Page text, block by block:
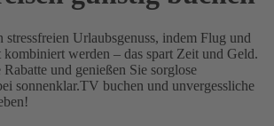
stressfreien Urlaubsgenuss, indem Flug und
werden – das spart Zeit und Geld.
und genießen Sie sorglose
sonnenklar.TV buchen und unvergessliche